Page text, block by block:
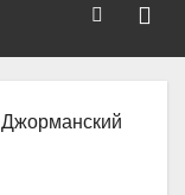
Джорманский